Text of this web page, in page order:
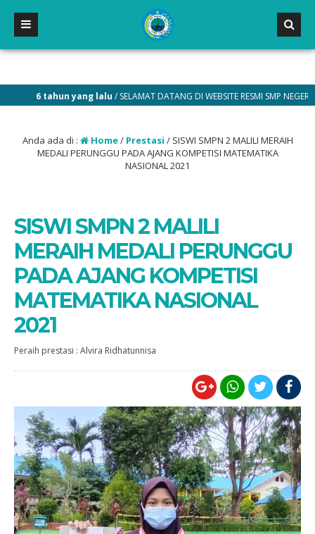
6 tahun yang lalu/ SELAMAT DATANG DI WEBSITE RESMI SMP NEGERI 2
Anda ada di : Home/ Prestasi / SISWI SMPN 2 MALILI MERAIH
MEDALI PERUNGGU PADA AJANG KOMPETISI MATEMATIKA
NASIONAL 2021
SISWI SMPN 2 MALILI
MERAIH MEDALI PERUNGGU
PADA AJANG KOMPETISI
MATEMATIKA NASIONAL
2021
Peraih prestasi : Alvira Ridhatunnisa